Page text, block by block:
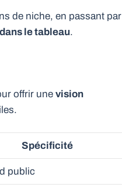
de niche, en passant par
le tableau.
offrir une vision
Spécificité
public